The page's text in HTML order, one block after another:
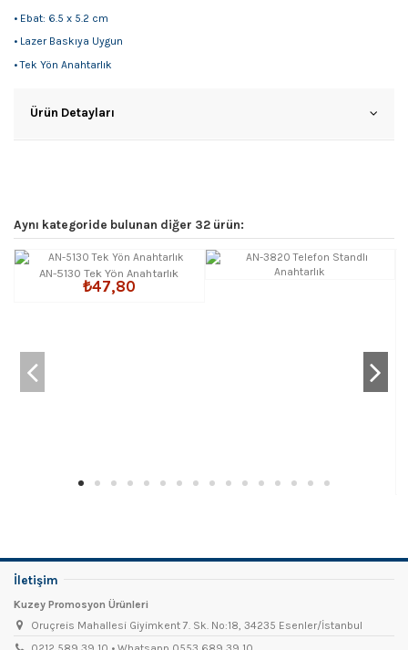
• Ebat: 6.5 x 5.2 cm
• Lazer Baskıya Uygun
• Tek Yön Anahtarlık
Ürün Detayları
Aynı kategoride bulunan diğer 32 ürün:
AN-5130 Tek Yön Anahtarlık
₺47,80
İletişim
Kuzey Promosyon Ürünleri
Oruçreis Mahallesi Giyimkent 7. Sk. No:18, 34235 Esenler/İstanbul